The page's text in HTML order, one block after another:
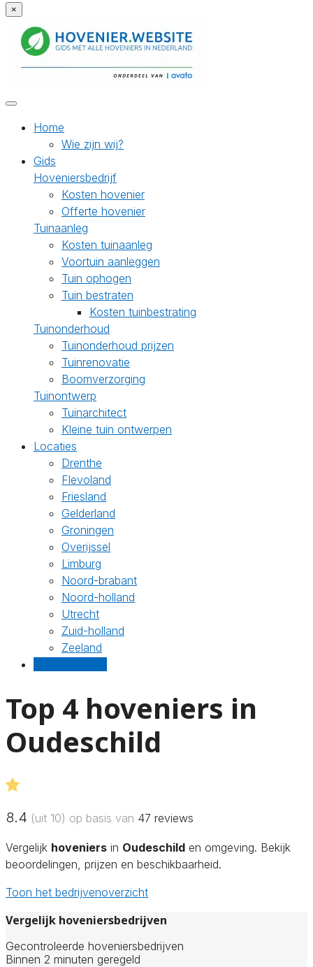
×
Home
Wie zijn wij?
Gids
Hoveniersbedrijf
Kosten hovenier
Offerte hovenier
Tuinaanleg
Kosten tuinaanleg
Voortuin aanleggen
Tuin ophogen
Tuin bestraten
Kosten tuinbestrating
Tuinonderhoud
Tuinonderhoud prijzen
Tuinrenovatie
Boomverzorging
Tuinontwerp
Tuinarchitect
Kleine tuin ontwerpen
Locaties
Drenthe
Flevoland
Friesland
Gelderland
Groningen
Overijssel
Limburg
Noord-brabant
Noord-holland
Utrecht
Zuid-holland
Zeeland
Top 4 hoveniers in
Oudeschild
8.4 (uit 10) op basis van 47 reviews
Vergelijk hoveniers in Oudeschild en omgeving. Bekijk
beoordelingen, prijzen en beschikbaarheid.
Toon het bedrijvenoverzicht
Vergelijk hoveniersbedrijven
Gecontroleerde hoveniersbedrijven
Binnen 2 minuten geregeld